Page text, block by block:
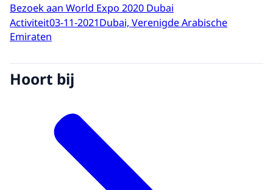
Bezoek aan World Expo 2020 Dubai
Activiteit03-11-2021Dubai, Verenigde Arabische
Emiraten
Hoort bij